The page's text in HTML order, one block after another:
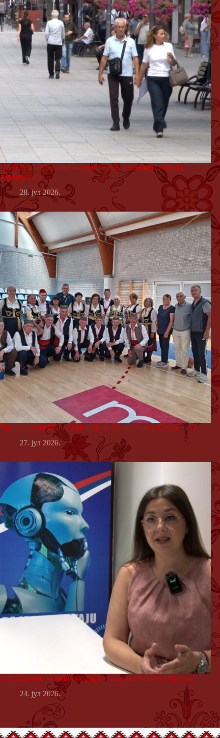
Дани Врања: Велико интересовање за концерт Марије
Шерифовић
28. јул 2026.
Врањанци на Мини олимпијади пензионера у Сурдулици
27. јул 2026.
РИСЦ добио значајну подршку за јачање услуга стартапа
24. јул 2026.